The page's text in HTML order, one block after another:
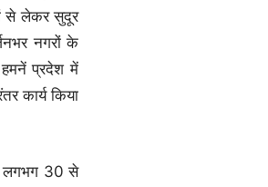
से लेकर सुदूर
नगरों के
प्रदेश में
कार्य किया
लगभग 30 से